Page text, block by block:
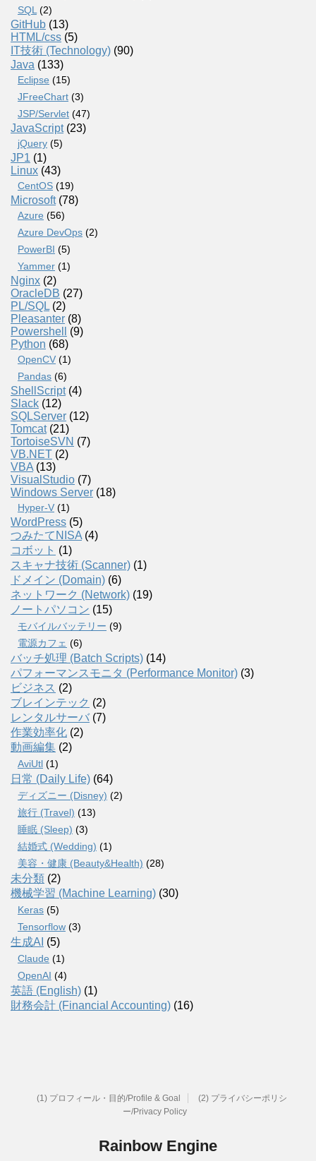
SQL (2)
GitHub (13)
HTML/css (5)
IT技術 (Technology) (90)
Java (133)
Eclipse (15)
JFreeChart (3)
JSP/Servlet (47)
JavaScript(23)
jQuery (5)
JP1 (1)
Linux (43)
CentOS (19)
Microsoft(78)
Azure (56)
Azure DevOps (2)
PowerBI (5)
Yammer (1)
Nginx (2)
OracleDB (27)
PL/SQL (2)
Pleasanter (8)
Powershell
(9)
Python (68)
OpenCV (1)
Pandas (6)
ShellScript(4)
Slack (12)
SQLServer (12)
Tomcat(21)
TortoiseSVN (7)
VB.NET (2)
VBA (13)
VisualStudio (7)
Windows Server (18)
Hyper-V (1)
WordPress (5)
つみたてNISA (4)
コボット (1)
スキャナ技術 (Scanner) (1)
ドメイン (Domain) (6)
ネットワーク (Network) (19)
ノートパソコン (15)
モバイルバッテリー (9)
電源カフェ (6)
バッチ処理 (Batch Scripts) (14)
パフォーマンスモニタ (Performance Monitor) (3)
ビジネス (2)
ブレインテック (2)
レンタルサーバ (7)
作業効率化 (2)
動画編集 (2)
AviUtl (1)
日常 (Daily Life) (64)
ディズニー (Disney) (2)
旅行 (Travel) (13)
睡眠 (Sleep) (3)
結婚式 (Wedding) (1)
美容・健康 (Beauty&Health) (28)
未分類 (2)
機械学習 (Machine Learning) (30)
Keras (5)
Tensorflow (3)
生成AI (5)
Claude (1)
OpenAI (4)
英語 (English) (1)
財務会計 (Financial Accounting) (16)
(1) プロフィール・目的/Profile & Goal
(2) プライバシーポリシ
ー/Privacy Policy
Rainbow Engine